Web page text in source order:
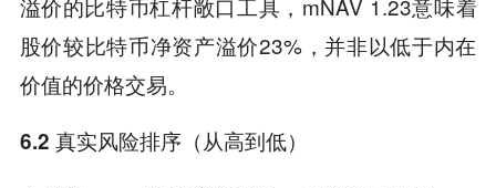
溢价的比特币杠杆敞口工具，mNAV 1.23意味着
股价较比特币净资产溢价23%，并非以低于内在
价值的价格交易。
6.2 真实风险排序（从高到低）